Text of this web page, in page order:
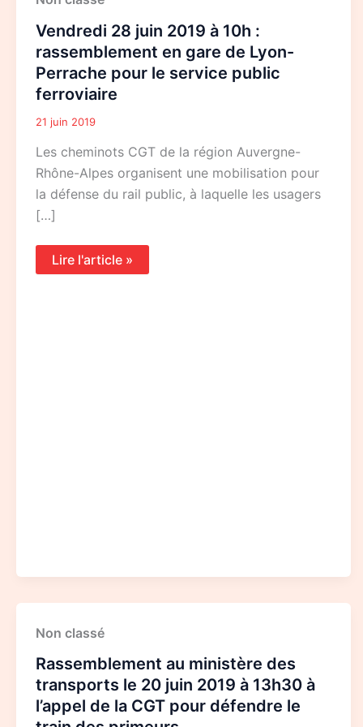
Vendredi 28 juin 2019 à 10h :
rassemblement en gare de Lyon-
Perrache pour le service public
ferroviaire
21 juin 2019
Les cheminots CGT de la région Auvergne-
Rhône-Alpes organisent une mobilisation pour
la défense du rail public, à laquelle les usagers
[…]
28
juin
2019
à
10h
:
rassemblement
en
de
Perrache
pour
le
service
public
ferroviaire
Lire l'article »
Non classé
Rassemblement au ministère des
transports le 20 juin 2019 à 13h30 à
l’appel de la CGT pour défendre le
Rassemblement
au
ministère
des
transports
le
20
juin